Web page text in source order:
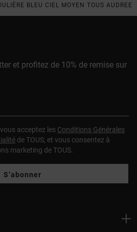
BLEU CIEL MOYEN TOUS AUDREE
et profitez de 10% de remise sur
acceptez les Conditions Générales
de TOUS, et vous consentez à
marketing de TOUS.
S’abonner